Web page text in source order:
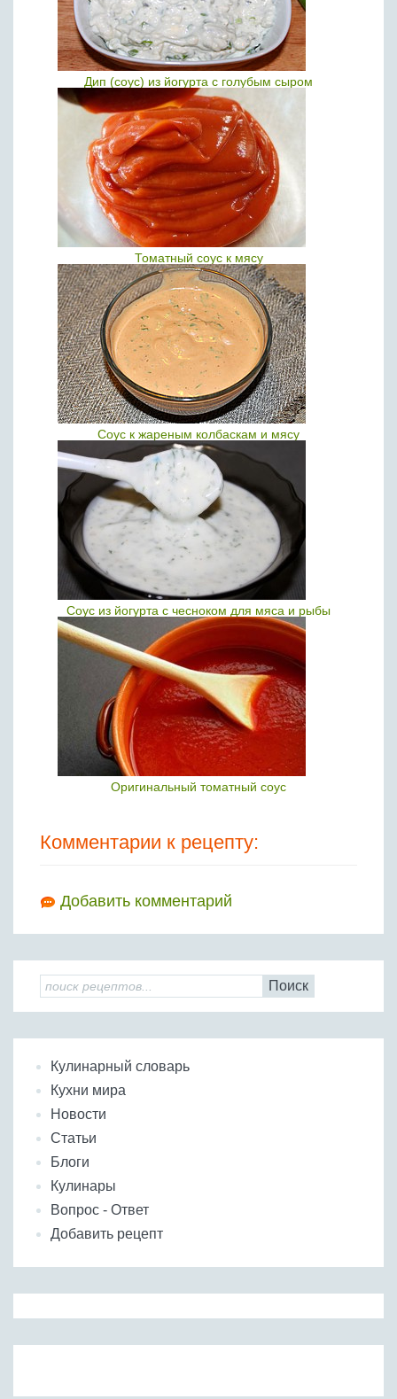
Дип (соус) из йогурта с голубым сыром
Томатный соус к мясу
Соус к жареным колбаскам и мясу
Соус из йогурта с чесноком для мяса и рыбы
Оригинальный томатный соус
Комментарии к рецепту:
Добавить комментарий
Поиск
Кулинарный словарь
Кухни мира
Новости
Статьи
Блоги
Кулинары
Вопрос - Ответ
Добавить рецепт